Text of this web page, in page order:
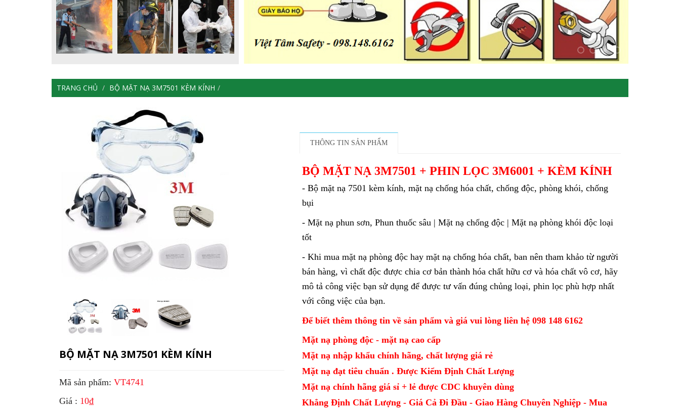
TRANG CHỦ BỘ MẶT NẠ 3M7501 KÈM KÍNH
BỘ MẶT NẠ 3M7501 KÈM KÍNH
Mã sản phẩm: VT4741
Giá : 10₫
THÔNG TIN SẢN PHẨM
BỘ MẶT NẠ 3M7501 + PHIN LỌC 3M6001 + KÈM KÍNH
- Bộ mặt nạ 7501 kèm kính, mặt nạ chống hóa chất, chống độc, phòng khói, chống
bụi
- Mặt nạ phun sơn, Phun thuốc sâu | Mặt nạ chống độc | Mặt nạ phòng khói độc loại
tốt
- Khi mua mặt nạ phòng độc hay mặt nạ chống hóa chất, ban nên tham khảo từ người
bán hàng, vì chất độc được chia cơ bản thành hóa chất hữu cơ và hóa chất vô cơ, hãy
mô tả công việc bạn sử dụng để được tư vấn đúng chủng loại, phin lọc phù hợp nhất
với công việc của bạn.
Để biết thêm thông tin về sản phẩm và giá vui lòng liên hệ 098 148 6162
Mặt nạ phòng độc - mặt nạ cao cấp
Mặt nạ nhập khẩu chính hãng, chất lượng giá rẻ
Mặt nạ đạt tiêu chuẩn . Được Kiểm Định Chất Lượng
Mặt nạ chính hãng giá sỉ + lẻ được CDC khuyên dùng
Khẳng Định Chất Lượng - Giá Cả Đi Đầu - Giao Hàng Chuyên Nghiệp - Mua